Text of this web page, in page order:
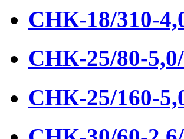
СНК-18/310-
СНК-25/80-
СНК-25/160-